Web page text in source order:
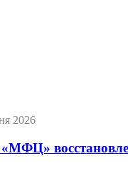
2026